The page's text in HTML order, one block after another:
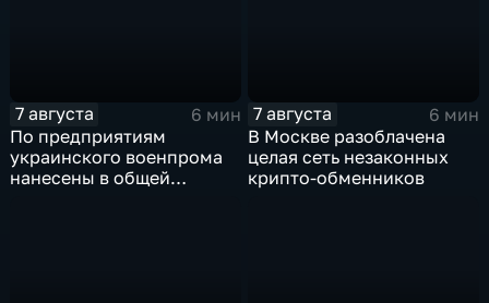
7 августа
6 мин
По предприятиям
украинского военпрома
нанесены в общей
7 августа
6 мин
В Москве разоблачена
целая сеть незаконных
крипто-обменников